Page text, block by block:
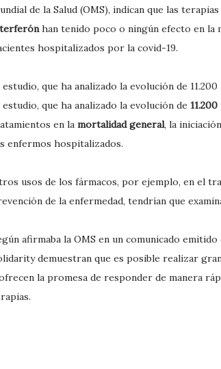
de la Salud (OMS), indican que las terapias
han tenido poco o ningún efecto en la
hospitalizados por la covid-19.
estudio, que ha analizado la evolución de
estudio, que ha analizado la evolución de
en la mortalidad general, la
enfermos hospitalizados.
usos de los fármacos, por ejemplo, en el
de la enfermedad, tendrían que
afirmaba la OMS en un comunicado
demuestran que es posible realizar
la promesa de responder de manera